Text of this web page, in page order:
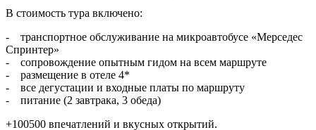
В стоимость тура включено:
- транспортное обслуживание на микроавтобусе «Мерседес
Спринтер»
- сопровождение опытным гидом на всем маршруте
- размещение в отеле 4*
- все дегустации и входные платы по маршруту
- питание (2 завтрака, 3 обеда)
+100500 впечатлений и вкусных открытий.